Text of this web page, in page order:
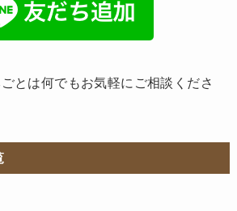
とは何でもお気軽にご相談くださ